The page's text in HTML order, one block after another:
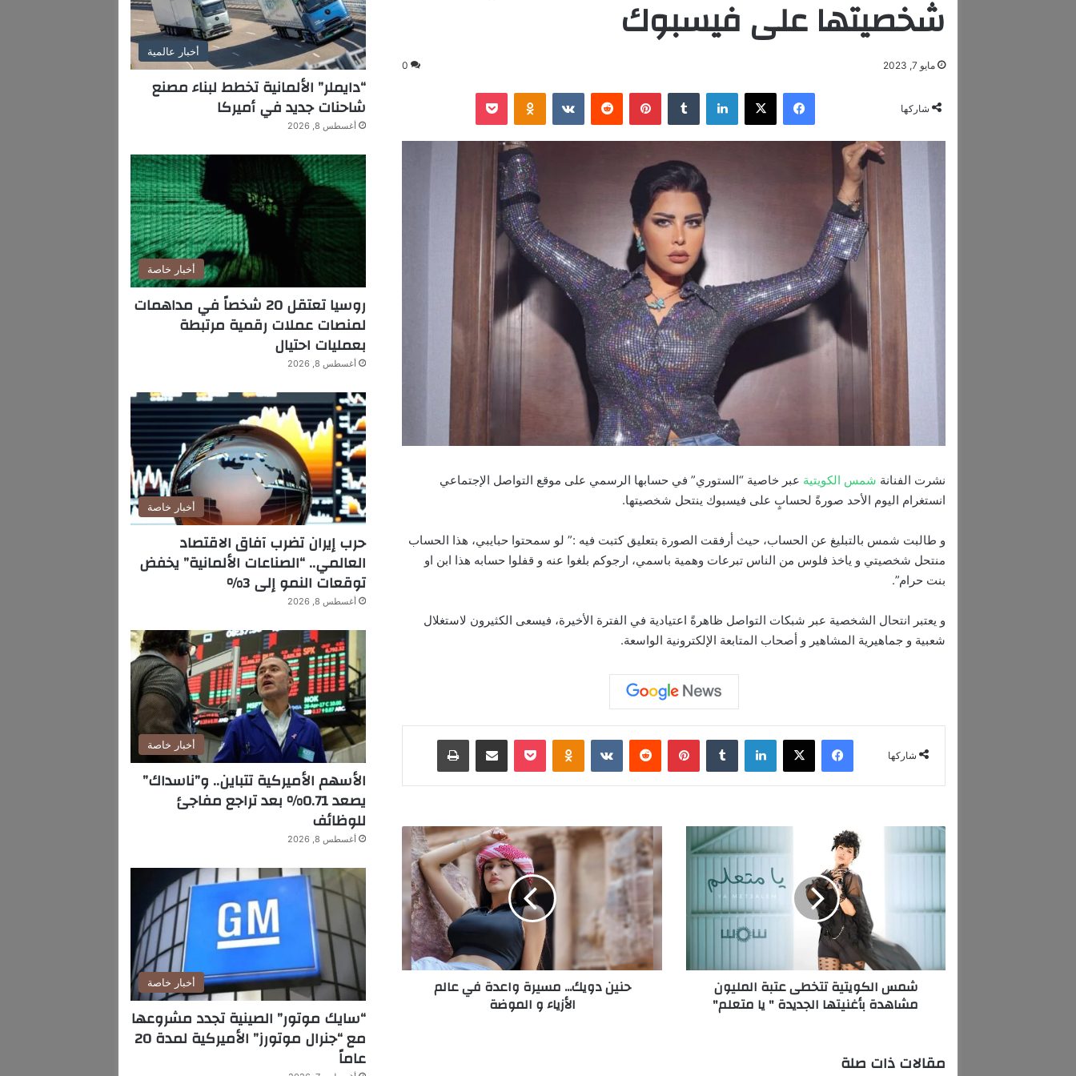
شخصيتها على فيسبوك
مايو 7, 2023 0
شاركها
فيسبوك ‫X لينكدإن ‏Tumblr بينتيريست ‏Reddit
‏VKontakte
Odnoklassniki
‫Pocket
نشرت الفنانة شمس الكويتية عبر خاصية “الستوري” في حسابها الرسمي على موقع التواصل الإجتماعي
انستغرام اليوم الأحد صورةً لحسابٍ على فيسبوك ينتحل شخصيتها.
و طالبت شمس بالتبليغ عن الحساب، حيث أرفقت الصورة بتعليق كتبت فيه :” لو سمحتوا حبايبي، هذا الحساب
منتحل شخصيتي و ياخذ فلوس من الناس تبرعات وهمية باسمي، ارجوكم بلغوا عنه و قفلوا حسابه هذا ابن او
بنت حرام”.
و يعتبر انتحال الشخصية عبر شبكات التواصل ظاهرةً اعتيادية في الفترة الأخيرة، فيسعى الكثيرون لاستغلال
شعبية و جماهيرية المشاهير و أصحاب المتابعة الإلكترونية الواسعة.
شاركها
فيسبوك ‫X لينكدإن ‏Tumblr بينتيريست ‏Reddit
‏VKontakte
Odnoklassniki
‫Pocket مشاركة عبر البريد طباعة
ش
م
ت
ط
شمس الكويتية تتخطى عتبة المليون
مشاهدة بأغنيتها الجديدة " يا متعلم"
ي
ن
و
ك
.
حنين دويك... مسيرة واعدة في عالم
الأزياء و الموضة
مقالات ذات صلة
أخبار عالمية
“دايملر” الألمانية تخطط لبناء مصنع
شاحنات جديد في أميركا
أغسطس 8, 2026
أخبار خاصة
روسيا تعتقل 20 شخصاً في مداهمات
لمنصات عملات رقمية مرتبطة
بعمليات احتيال
أغسطس 8, 2026
أخبار خاصة
حرب إيران تضرب آفاق الاقتصاد
العالمي.. “الصناعات الألمانية” يخفض
توقعات النمو إلى 3%
أغسطس 8, 2026
أخبار خاصة
الأسهم الأميركية تتباين.. و”ناسداك”
يصعد 0.71% بعد تراجع مفاجئ
للوظائف
أغسطس 8, 2026
أخبار خاصة
“سايك موتور” الصينية تجدد مشروعها
مع “جنرال موتورز” الأميركية لمدة 20
عاماً